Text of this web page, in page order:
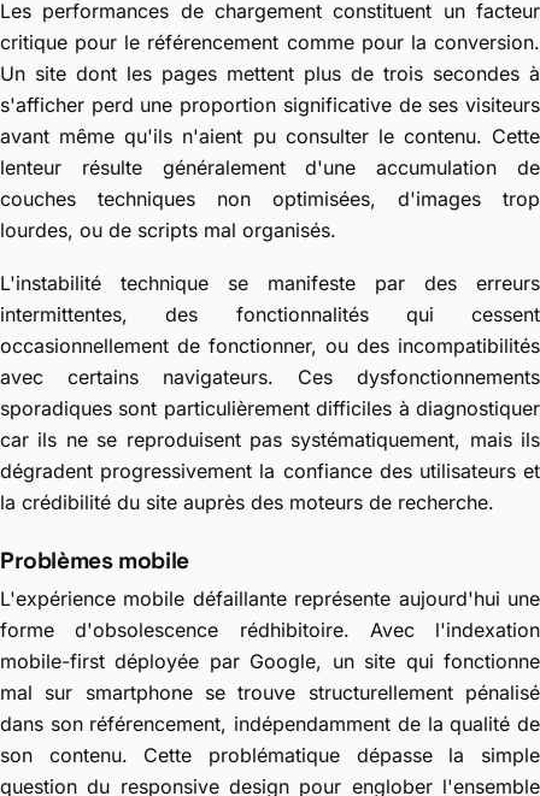
Les performances de chargement constituent un facteur
critique pour le référencement comme pour la conversion.
Un site dont les pages mettent plus de trois secondes à
s'afficher perd une proportion significative de ses visiteurs
avant même qu'ils n'aient pu consulter le contenu. Cette
lenteur résulte généralement d'une accumulation de
couches techniques non optimisées, d'images trop
lourdes, ou de scripts mal organisés.
L'instabilité technique se manifeste par des erreurs
intermittentes, des fonctionnalités qui cessent
occasionnellement de fonctionner, ou des incompatibilités
avec certains navigateurs. Ces dysfonctionnements
sporadiques sont particulièrement difficiles à diagnostiquer
car ils ne se reproduisent pas systématiquement, mais ils
dégradent progressivement la confiance des utilisateurs et
la crédibilité du site auprès des moteurs de recherche.
Problèmes mobile
L'expérience mobile défaillante représente aujourd'hui une
forme d'obsolescence rédhibitoire. Avec l'indexation
mobile-first déployée par Google, un site qui fonctionne
mal sur smartphone se trouve structurellement pénalisé
dans son référencement, indépendamment de la qualité de
son contenu. Cette problématique dépasse la simple
question du responsive design pour englober l'ensemble